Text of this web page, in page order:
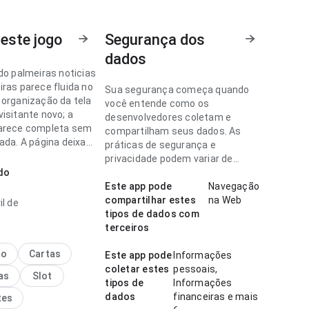
jogo
palmeiras noticias
parece fluida no
da tela
novo; a
completa sem
A página deixa
palmeiras parece
ponto de
de carregamento
Isso passa mais
ao usuário.
de
Cartas
Slot
Segurança dos
dados
Sua segurança começa quando
você entende como os
desenvolvedores coletam e
compartilham seus dados. As
práticas de segurança e
privacidade podem variar de
idade.
Este app pode
compartilhar estes
tipos de dados com
terceiros
Navegação
na Web
Este app pode
coletar estes
tipos de
dados
Informações
pessoais,
Informações
financeiras e mais